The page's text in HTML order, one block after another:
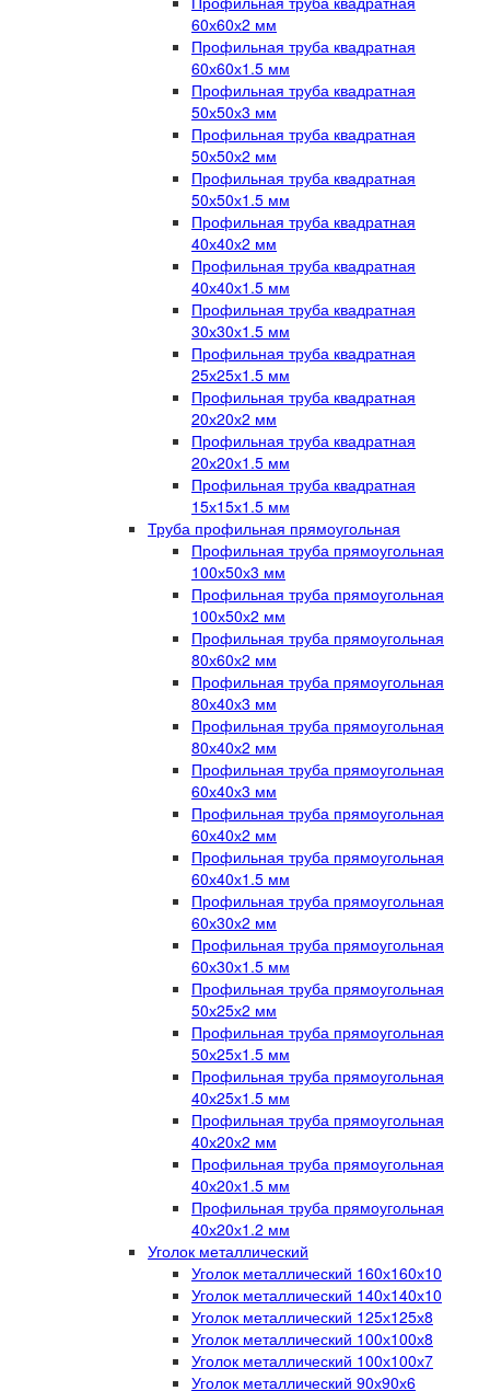
60х60х2 мм
Профильная труба квадратная
60х60х1.5 мм
Профильная труба квадратная
50х50х3 мм
Профильная труба квадратная
50х50х2 мм
Профильная труба квадратная
50х50х1.5 мм
Профильная труба квадратная
40х40х2 мм
Профильная труба квадратная
40х40х1.5 мм
Профильная труба квадратная
30х30х1.5 мм
Профильная труба квадратная
25х25х1.5 мм
Профильная труба квадратная
20х20х2 мм
Профильная труба квадратная
20х20х1.5 мм
Профильная труба квадратная
15х15х1.5 мм
Труба профильная прямоугольная
Профильная труба прямоугольная
100х50х3 мм
Профильная труба прямоугольная
100х50х2 мм
Профильная труба прямоугольная
80х60х2 мм
Профильная труба прямоугольная
80х40х3 мм
Профильная труба прямоугольная
80х40х2 мм
Профильная труба прямоугольная
60х40х3 мм
Профильная труба прямоугольная
60х40х2 мм
Профильная труба прямоугольная
60х40х1.5 мм
Профильная труба прямоугольная
60х30х2 мм
Профильная труба прямоугольная
60х30х1.5 мм
Профильная труба прямоугольная
50х25х2 мм
Профильная труба прямоугольная
50х25х1.5 мм
Профильная труба прямоугольная
40х25х1.5 мм
Профильная труба прямоугольная
40х20х2 мм
Профильная труба прямоугольная
40х20х1.5 мм
Профильная труба прямоугольная
40х20х1.2 мм
Уголок металлический
Уголок металлический 160х160х10
Уголок металлический 140х140х10
Уголок металлический 125х125х8
Уголок металлический 100х100х8
Уголок металлический 100х100х7
Уголок металлический 90х90х6